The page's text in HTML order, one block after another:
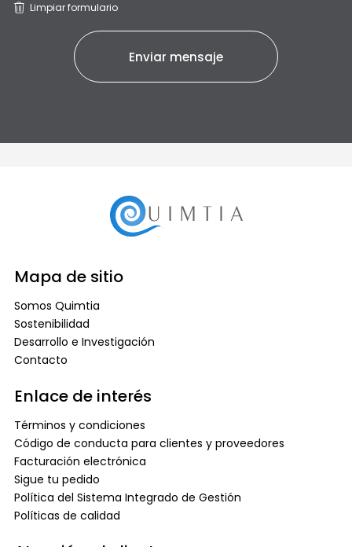
Limpiar formulario
Mapa de sitio
Somos Quimtia
Sostenibilidad
Desarrollo e Investigación
Contacto
Enlace de interés
Términos y condiciones
Código de conducta para clientes y proveedores
Facturación electrónica
Sigue tu pedido
Política del Sistema Integrado de Gestión
Políticas de calidad